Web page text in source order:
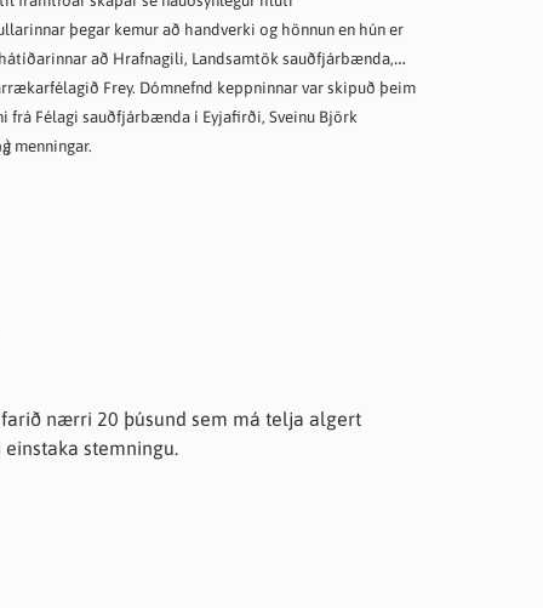
þegar kemur að handverki og hönnun en hún er
að Hrafnagili, Landsamtök sauðfjárbænda,
Frey. Dómnefnd keppninnar var skipuð þeim
frá Félagi sauðfjárbænda í Eyjafirði, Sveinu Björk
menningar.
nærri 20 þúsund sem má telja algert
stemningu.